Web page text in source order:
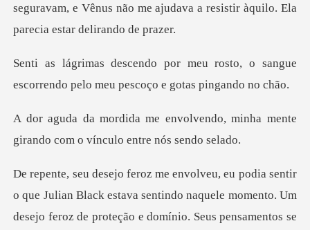
seguravam, e Vênus não me ajudava a resisti
rosto, o sangue
escorrendo pelo me
vendo, minha mente
girando com o
naquele momento. Um
desejo feroz de proteção e domínio. Seus pensamentos se